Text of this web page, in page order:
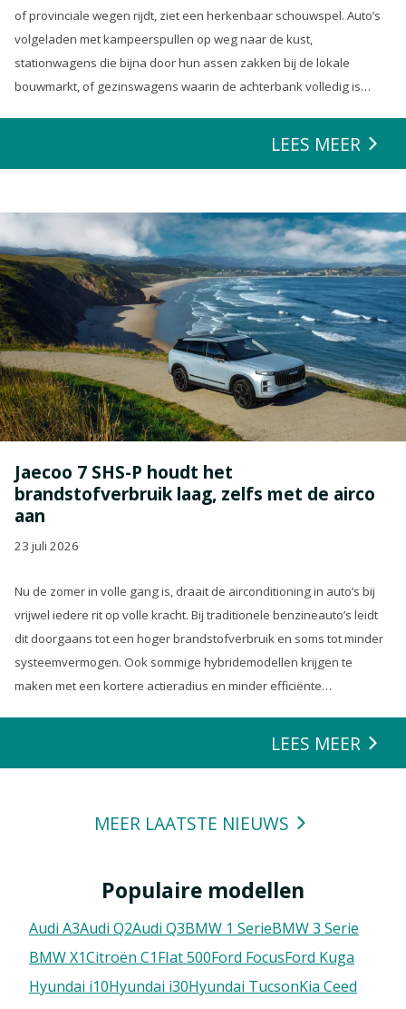
of provinciale wegen rijdt, ziet een herkenbaar schouwspel. Auto’s
volgeladen met kampeerspullen op weg naar de kust,
stationwagens die bijna door hun assen zakken bij de lokale
bouwmarkt, of gezinswagens waarin de achterbank volledig is
zeulen. We houden van onze auto’s en we verwachten dat ze alles
LEES MEER
Jaecoo 7 SHS-P houdt het
brandstofverbruik laag, zelfs met de airco
aan
23 juli 2026
Nu de zomer in volle gang is, draait de airconditioning in auto’s bij
vrijwel iedere rit op volle kracht. Bij traditionele benzineauto’s leidt
dit doorgaans tot een hoger brandstofverbruik en soms tot minder
systeemvermogen. Ook sommige hybridemodellen krijgen te
maken met een kortere actieradius en minder efficiënte
LEES MEER
MEER LAATSTE NIEUWS
Populaire modellen
Audi A3Audi Q2Audi Q3BMW 1 SerieBMW 3 Serie
BMW X1Citroën C1FIat 500Ford FocusFord Kuga
Hyundai i10Hyundai i30Hyundai TucsonKia Ceed